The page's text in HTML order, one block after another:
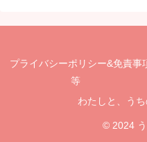
プライバシーポリシー&免責事
等
わたしと、う
© 2024 う